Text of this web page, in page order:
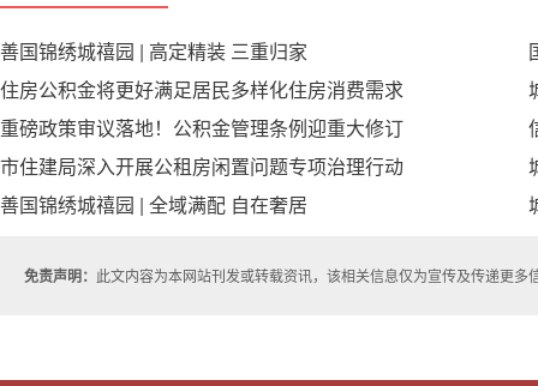
善国锦绣城禧园 | 高定精装 三重归家
住房公积金将更好满足居民多样化住房消费需求
重磅政策审议落地！公积金管理条例迎重大修订
市住建局深入开展公租房闲置问题专项治理行动
善国锦绣城禧园 | 全域满配 自在奢居
免责声明： 此文内容为本网站刊发或转载资讯，该相关信息仅为宣传及传递更多